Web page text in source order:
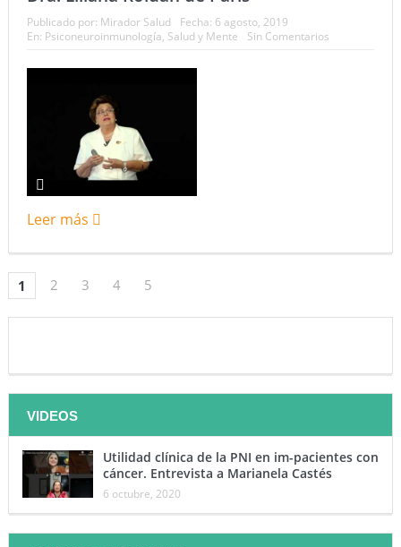
Publicado por: Mirador Salud Fecha: 6 agosto, 2019
En: Psiconeuroinmunología, Salud y Mente Sin Comentarios
Leer más
1 2 3 4 5
VIDEOS
Utilidad clínica de la PNI en im-pacientes con
cáncer. Entrevista a Marianela Castés
6 octubre, 2020